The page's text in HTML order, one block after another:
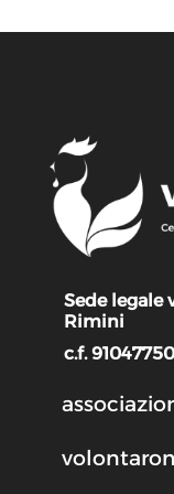
Sede legale
Rimini
c.f.